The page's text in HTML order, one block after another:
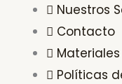
Nuestros
Contacto
Políticas